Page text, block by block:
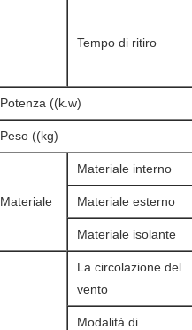
Tempo di ritiro
Potenza ((k.w)
Peso ((kg)
Materiale
Materiale interno
Materiale esterno
Materiale isolante
La circolazione del
vento
Modalità di